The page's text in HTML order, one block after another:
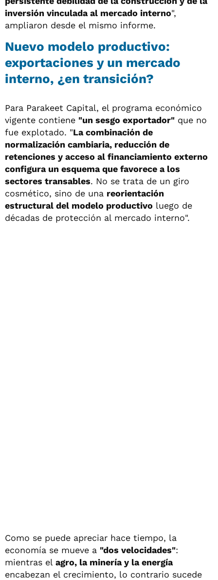
inversión vinculada al mercado interno",
ampliaron desde el mismo informe.
Nuevo modelo productivo:
exportaciones y un mercado
interno, ¿en transición?
Para Parakeet Capital, el programa económico
vigente contiene "un sesgo exportador" que no
fue explotado. "La combinación de
normalización cambiaria, reducción de
retenciones y acceso al financiamiento externo
configura un esquema que favorece a los
sectores transables. No se trata de un giro
cosmético, sino de una reorientación
estructural del modelo productivo luego de
décadas de protección al mercado interno".
Como se puede apreciar hace tiempo, la
economía se mueve a "dos velocidades":
mientras el agro, la minería y la energía
encabezan el crecimiento, lo contrario sucede